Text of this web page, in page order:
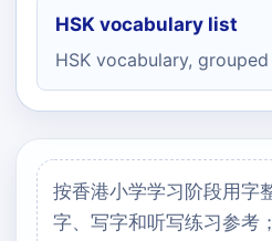
HSK vocabulary list
HSK vocabulary,
按香港小学学习阶段用字
字、写字和听写练习参考